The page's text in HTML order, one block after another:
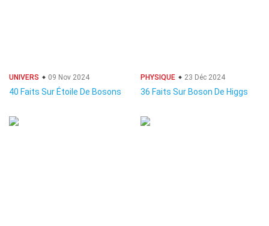
UNIVERS 09 Nov 2024
40 Faits Sur Étoile De Bosons
PHYSIQUE 23 Déc 2024
36 Faits Sur Boson De Higgs